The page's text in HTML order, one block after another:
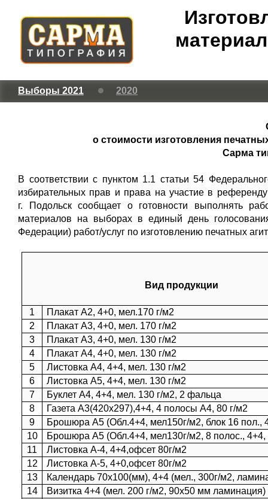
Выборы 2021 2020
о стоимости изготовления
Сарма
В соответствии с пунктом 1.1 статьи 54
избирательных прав и права на участие в
г. Подольск сообщает о готовности выполнять
материалов на выборах в единый день
Федерации) работ/услуг по изготовлению печатных
Вид продукции
1
Плакат А2, 4+0, мел.170 г/м2
2
Плакат А3, 4+0, мел. 170 г/м2
3
Плакат А3, 4+0, мел. 130 г/м2
4
Плакат А4, 4+0, мел. 130 г/м2
5
Листовка А4, 4+4, мел. 130 г/м2
6
Листовка А5, 4+4, мел. 130 г/м2
7
Буклет А4, 4+4, мел. 130 г/м2, 2 фальца
8
Газета А3(420х297),4+4, 4 полосы А4, 80 г/м2
9
Брошюра А5 (Обл.4+4, мел150г/м2, блок 16 пол.,
10
Брошюра А5 (Обл.4+4, мел130г/м2, 8 полос., 4+4,
11
Листовка А-4, 4+4,офсет 80г/м2
12
Листовка А-5, 4+0,офсет 80г/м2
13
Календарь 70х100(мм), 4+4 (мел., 300г/м2,
14
Визитка 4+4 (мел. 200 г/м2, 90х50 мм ламинация)